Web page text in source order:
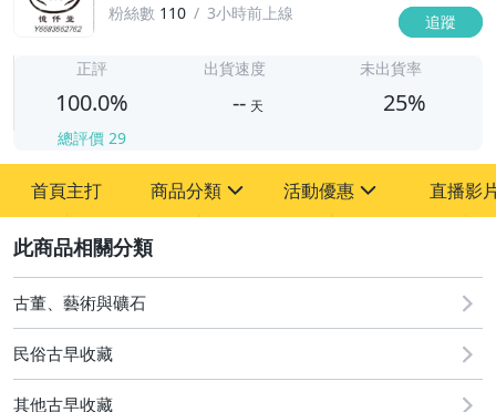
粉絲數 110 3小時前上線 追蹤
正評
100.0%
總評價 29
出貨速度
-- 天
未出貨率
25%
首頁主打 商品分類
其它
活動優惠
[全店] 關注本賣場立減60元【粉絲專享】
直播影
古董、藝術與礦石
民俗古早收藏
其他古早收藏